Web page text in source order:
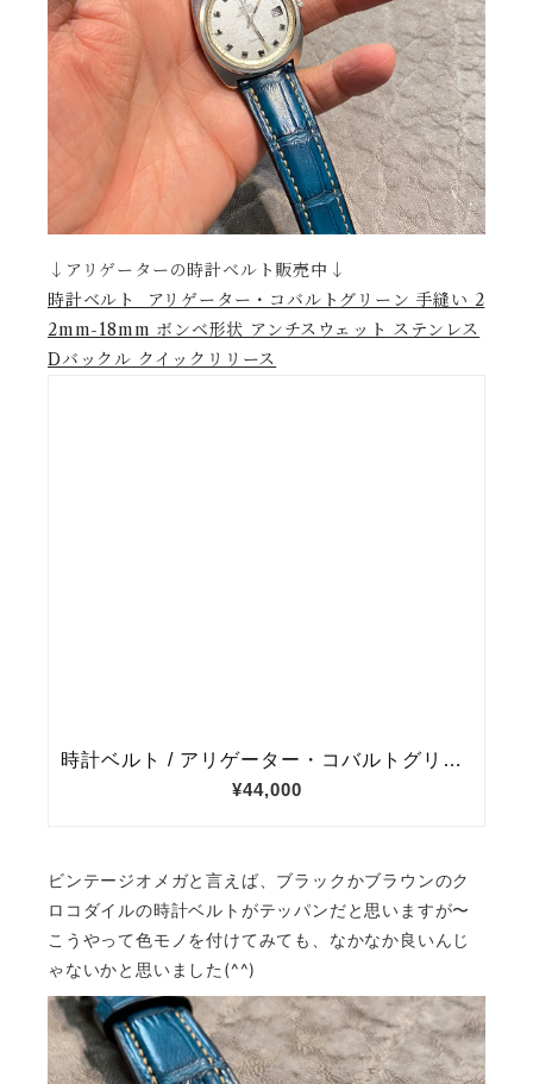
↓アリゲーターの時計ベルト販売中↓
時計ベルト アリゲーター・コバルトグリーン 手縫い 2
2mm-18mm ボンベ形状 アンチスウェット ステンレス
Dバックル クイックリリース
ビンテージオメガと言えば、ブラックかブラウンのク
ロコダイルの時計ベルトがテッパンだと思いますが〜
こうやって色モノを付けてみても、なかなか良いんじ
ゃないかと思いました(^^)